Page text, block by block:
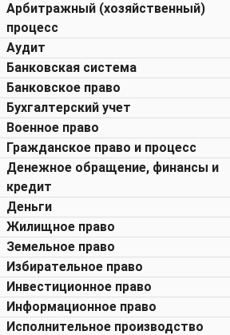
Арбитражный (хозяйственный)
процесс
Аудит
Банковская система
Банковское право
Бухгалтерский учет
Военное право
Гражданское право и процесс
Денежное обращение, финансы и
кредит
Деньги
Жилищное право
Земельное право
Избирательное право
Инвестиционное право
Информационное право
Исполнительное производство